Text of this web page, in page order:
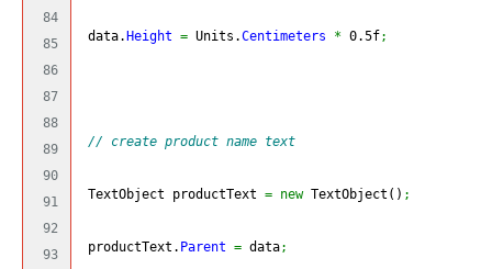
84
85
86
87
88
89
90
91
92
93
data.Height = Units.Centimeters * 0.5f;
// create product name text
TextObject productText = new TextObject ( ) ;
productText. Parent = data;